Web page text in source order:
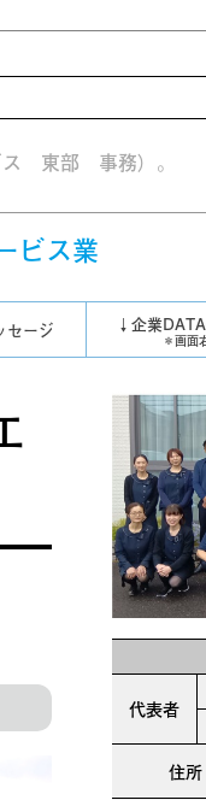
ス 東部 事務）。
ビス業
セージ ↓企業
＊画面
代表者
住所